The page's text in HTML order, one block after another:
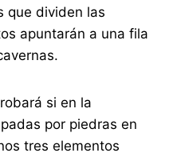
que dividen las
apuntarán a una fila
si en la
por piedras en
tres elementos